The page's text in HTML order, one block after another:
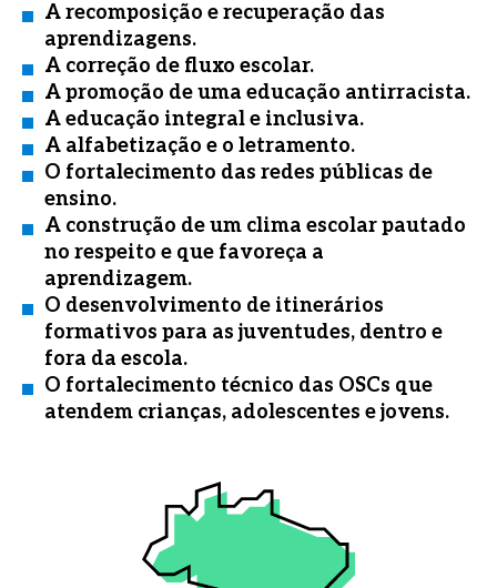
A recomposição e recuperação das
aprendizagens.
A correção de fluxo escolar.
A promoção de uma educação antirracista.
A educação integral e inclusiva.
A alfabetização e o letramento.
O fortalecimento das redes públicas de
ensino.
A construção de um clima escolar pautado
no respeito e que favoreça a
aprendizagem.
O desenvolvimento de itinerários
formativos para as juventudes, dentro e
fora da escola.
O fortalecimento técnico das OSCs que
atendem crianças, adolescentes e jovens.